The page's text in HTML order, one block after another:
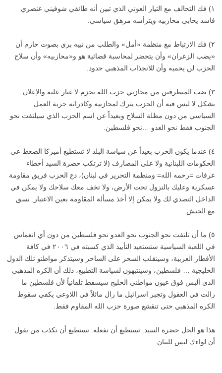
١) فك التحالف مع التيار العوني الذي تبين أنه طائفي شوفيني عنصري
فاسد يحابي محازبيه ويترأسه مرهق سياسي.
٢) فك الارتباط مع منظمة «أمل» والطلب من نبيه بري بصوت حازم أن
«يضب الزعران» وأن يتحضر لمحاسبة قضائية هو و«محازبيه» وأن سلاح
الحزب لن يحميه وأن للانجذاب المذهبي حدود.
٣) ضب المتطرفين من محازبي حزب الله بحزم لا غبار عليه والإعلان
بشكل لا لبس فيه أن الحزب يترك لمحازبيه وكادراته حرية العمل
السياسي من دون مظلة السلاح وبعيداً عن اسم الحزب الذي سيلتفت نحو
الجنوب فقط نحو العدو …نحو فلسطين.
٤) عندما يكون الحزب بعيداً عن سياسة البلد لا تستطيع أميركا الضغط عى
الحكومات اللبنانية ولا على المصارف (لا ترتكب حضرة السيد أخطاء
عرفات =رحمه الله= ومنظمة التحرير في لبنان)، دع الحزب فريق مقاومة
عسكرية وعليك بالنزول تحت الأرض، ولا تخف معك سلاحك ولا يمكن في
الداخل التصدي لك ولا يمكن إلا أخذ مسألة المقاومة بعين الاعتبار. نسق
مع الجيش.
٥) ما أن تلتفت نحو الجنوب نحو العدو نحو فلسطين من دون أي انغماس
في اللعبة السياسية ستستعيد التأييد الذي كسبته في ٢٠٠٦ في كافة
الأقطار العربية، وسينقلب السحر على الساحر وسيتذكر مواطنو تلك الدول
الخليجية … فلسطين، وسينتبهون لسياسة التطبيع، ذلك أن الكره المذهبي
الذي ألبس فوق عيون مواطني الخليج سيسقط تلقائياً لأن فلسطين ما
زالت في العقول وتجبر اسرائيل ما زال ماثلاً في اللاوعي يكفي سقوط
الكره المذهبي حتى تنقشع صورة حزب الله المقاوم فقط.
هذا هو الحل حضرة السيد. تستطيع أن تفعله. تستطيع أن تكذب من يقول
أن لواءك ليس للبنان.